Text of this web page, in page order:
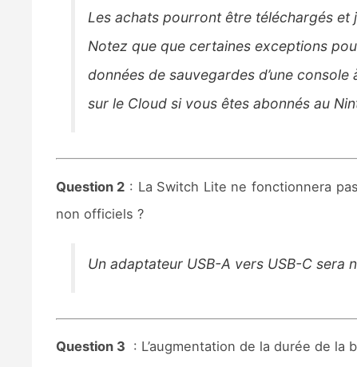
Les achats pourront être téléchargés et
Notez que que certaines exceptions
données de sauvegardes d’une
sur le Cloud si vous êtes abonnés au
Question 2 : La Switch Lite ne fonctionnera
non officiels ?
Un adaptateur USB-A vers USB-C sera
Question 3 : L’augmentation de la durée de